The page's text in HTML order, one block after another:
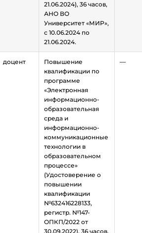
21.06.2024), 36 часов,
АНО ВО
Университет «МИР»,
с 10.06.2024 по
21.06.2024.
доцент
Повышение
квалификации по
программе
«Электронная
информационно-
образовательная
среда и
информационно-
коммуникационные
технологии в
образовательном
процессе»
(Удостоверение о
повышении
квалификации
№632416228133,
регистр. №147-
ОПКП/2022 от
30.09.2022), 36 часов,
—